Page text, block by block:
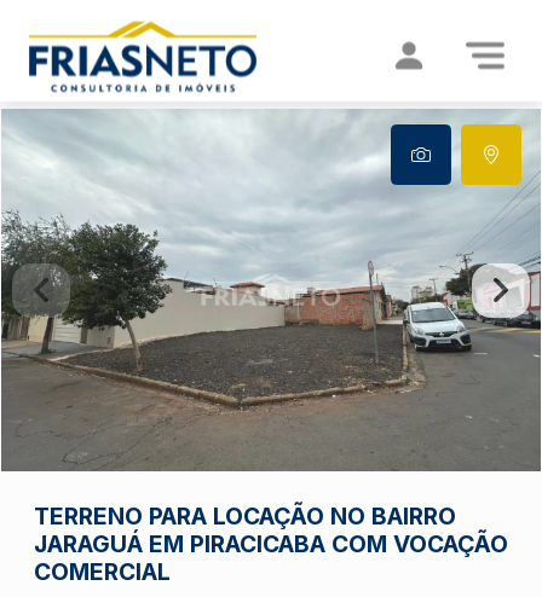
TERRENO PARA LOCAÇÃO NO BAIRRO
JARAGUÁ EM PIRACICABA COM VOCAÇÃO
COMERCIAL